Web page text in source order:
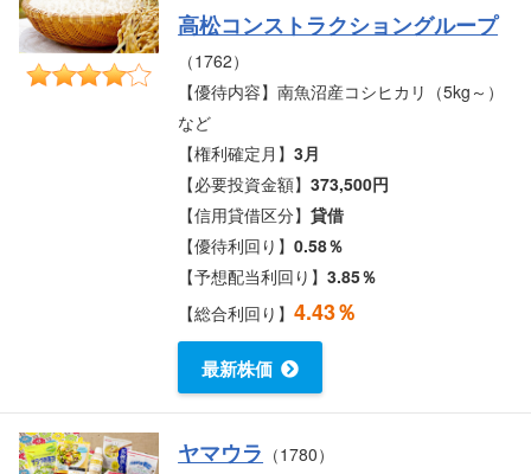
高松コンストラクショングループ
（1762）
【優待内容】南魚沼産コシヒカリ（5kg～）
など
【権利確定月】3月
【必要投資金額】373,500円
【信用貸借区分】貸借
【優待利回り】0.58％
【予想配当利回り】3.85％
【総合利回り】4.43％
最新株価
ヤマウラ （1780）